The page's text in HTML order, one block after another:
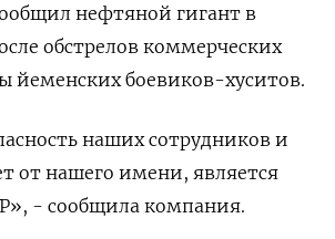
нефтяной гигант в
обстрелов коммерческих
йеменских боевиков-хуситов.
наших сотрудников и
от нашего имени, является
- сообщила компания.